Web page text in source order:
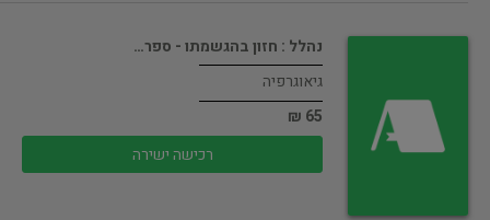
נהלל : חזון בהגשמתו - ספר…
גיאוגרפיה
65 ₪
רכישה ישירה